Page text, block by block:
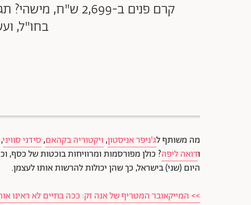
קרם פנים ב-2,699
בחו"ל,
מה משותף לג'ניפר אניסטון,ויקטוריה בקהאם,סידני סוויני,
ודואה ליפה? כולן מפורסמות ומרוויחות בוכטות של כסף,
היום (שני) בישראל, כך שהן יכולות להרשות אותו לעצמן.
>> המייקאובר המטריף של אנה זק: ככה בחיים לא ראינו